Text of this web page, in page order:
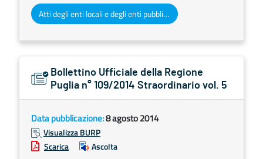
Atti degli enti locali e degli enti pubblici e privati
Bollettino Ufficiale della Regione
Puglia n° 109/2014 Straordinario vol. 5
Data pubblicazione:8 agosto 2014
Visualizza BURP
Scarica
Ascolta